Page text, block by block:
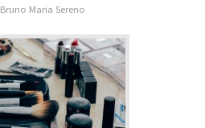
Bruno Maria Sereno